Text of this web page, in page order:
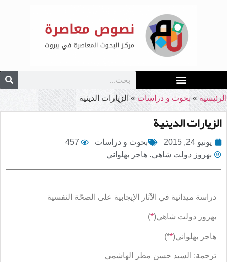
الرئيسية » بحوث و دراسات » الزيارات الدينية
الزيارات الدينية
يونيو 24, 2015 بحوث و دراسات
457
بهروز دولت شاهي. هاجر بهلواني
دراسة ميدانية في الآثار الإيجابية على الصحّة النفسية
بهروز دولت شاهي(*
)
هاجر بهلواني(*
*)
ترجمة: السيد حسن مطر الهاشمي